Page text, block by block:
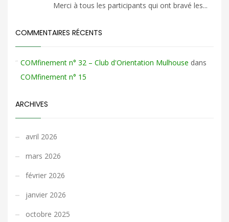
Merci à tous les participants qui ont bravé les...
COMMENTAIRES RÉCENTS
COMfinement n° 32 – Club d'Orientation Mulhouse dans
COMfinement n° 15
ARCHIVES
avril 2026
mars 2026
février 2026
janvier 2026
octobre 2025